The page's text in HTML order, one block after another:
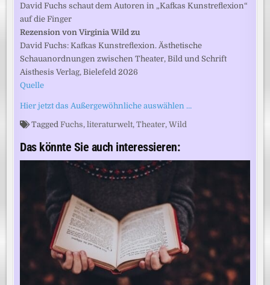
David Fuchs schaut dem Autoren in „Kafkas Kunstreflexion“
auf die Finger
Rezension von Virginia Wild zu
David Fuchs: Kafkas Kunstreflexion. Ästhetische
Schauanordnungen zwischen Theater, Bild und Schrift
Aisthesis Verlag, Bielefeld 2026
Quelle
Hier jetzt das Außergewöhnliche auswählen …
TaggedFuchs,literaturwelt,Theater,Wild
Das könnte Sie auch interessieren: